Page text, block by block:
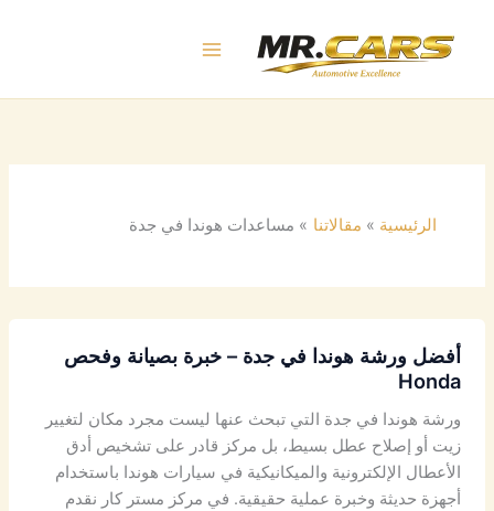
المحتوى
الرئيسية مقالاتنا مساعدات هوندا في جدة
أفضل ورشة هوندا في جدة – خبرة بصيانة وفحص
Honda
ورشة هوندا في جدة التي تبحث عنها ليست مجرد مكان لتغيير
زيت أو إصلاح عطل بسيط، بل مركز قادر على تشخيص أدق
الأعطال الإلكترونية والميكانيكية في سيارات هوندا باستخدام
أجهزة حديثة وخبرة عملية حقيقية. في مركز مستر كار نقدم